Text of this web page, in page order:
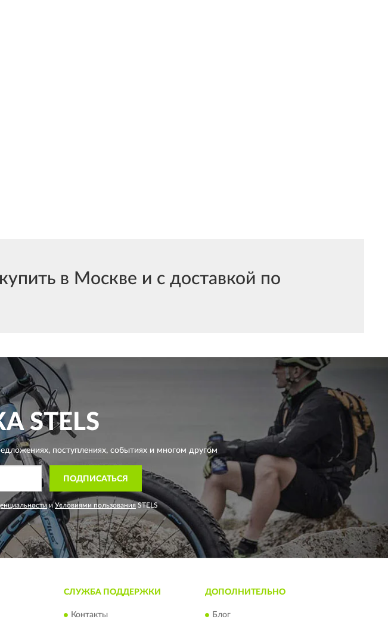
в Москве и с доставкой по
STELS
поступлениях, событиях и многом другом
ПОДПИСАТЬСЯ
иУсловиями пользования STELS
СЛУЖБА ПОДДЕРЖКИ
Контакты
ДОПОЛНИТЕЛЬНО
Блог